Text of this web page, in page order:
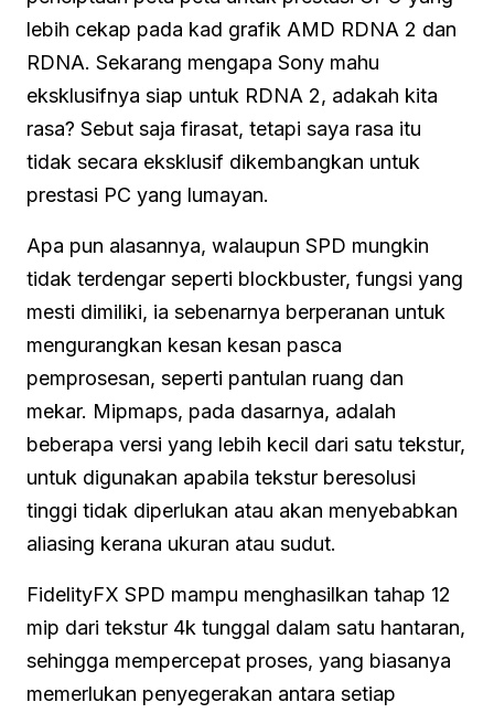
lebih cekap pada kad grafik AMD RDNA 2 dan
RDNA. Sekarang mengapa Sony mahu
eksklusifnya siap untuk RDNA 2, adakah kita
rasa? Sebut saja firasat, tetapi saya rasa itu
tidak secara eksklusif dikembangkan untuk
prestasi PC yang lumayan.
Apa pun alasannya, walaupun SPD mungkin
tidak terdengar seperti blockbuster, fungsi yang
mesti dimiliki, ia sebenarnya berperanan untuk
mengurangkan kesan kesan pasca
pemprosesan, seperti pantulan ruang dan
mekar. Mipmaps, pada dasarnya, adalah
beberapa versi yang lebih kecil dari satu tekstur,
untuk digunakan apabila tekstur beresolusi
tinggi tidak diperlukan atau akan menyebabkan
aliasing kerana ukuran atau sudut.
FidelityFX SPD mampu menghasilkan tahap 12
mip dari tekstur 4k tunggal dalam satu hantaran,
sehingga mempercepat proses, yang biasanya
memerlukan penyegerakan antara setiap